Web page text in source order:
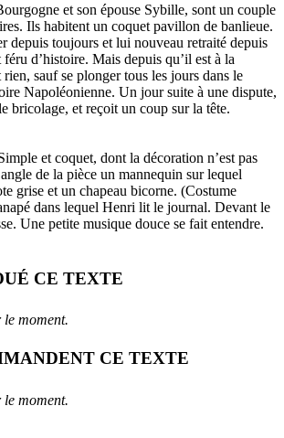
et son épouse Sybille, sont un couple
Ils habitent un coquet pavillon de banlieue.
depuis toujours et lui nouveau retraité depuis
d’histoire. Mais depuis qu’il est à la
sauf se plonger tous les jours dans le
Napoléonienne. Un jour suite à une dispute,
bricolage, et reçoit un coup sur la tête.
et coquet, dont la décoration n’est pas
de la pièce un mannequin sur lequel
grise et un chapeau bicorne. (Costume
dans lequel Henri lit le journal. Devant le
Une petite musique douce se fait entendre.
CE TEXTE
moment.
CE TEXTE
moment.